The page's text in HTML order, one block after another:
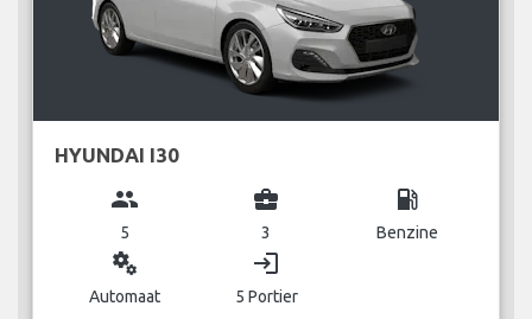
HYUNDAI I30
group
5
business_center
3
local_gas_station
Benzine
miscellaneous_services
Automaat
login
5 Portier